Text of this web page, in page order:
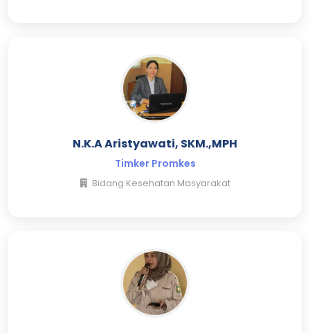
N.K.A Aristyawati, SKM.,MPH
Timker Promkes
Bidang Kesehatan Masyarakat